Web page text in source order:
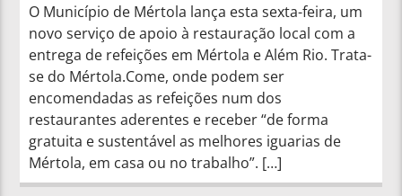
O Município de Mértola lança esta sexta-feira, um
novo serviço de apoio à restauração local com a
entrega de refeições em Mértola e Além Rio. Trata-
se do Mértola.Come, onde podem ser
encomendadas as refeições num dos
restaurantes aderentes e receber “de forma
gratuita e sustentável as melhores iguarias de
Mértola, em casa ou no trabalho”. […]